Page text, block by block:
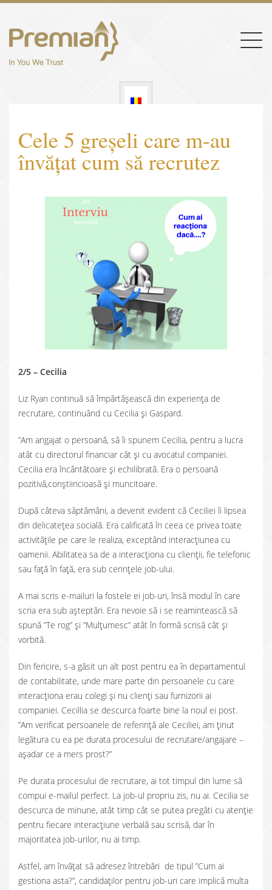
Cele 5 greșeli care m-au
învățat cum să recrutez
2/5 – Cecilia
Liz Ryan continuă să împărtășească din experiența de
recrutare, continuând cu Cecilia și Gaspard.
”Am angajat o persoană, să îi spunem Cecilia, pentru a lucra
atât cu directorul financiar cât și cu avocatul companiei.
Cecilia era încântătoare și echilibrată. Era o persoană
pozitivă,conștiincioasă și muncitoare.
După câteva săptămâni, a devenit evident că Ceciliei îi lipsea
din delicatețea socială. Era calificată în ceea ce privea toate
activitățile pe care le realiza, exceptând interacțiunea cu
oamenii. Abilitatea sa de a interacționa cu clienții, fie telefonic
sau față în față, era sub cerințele job-ului.
A mai scris e-mailuri la fostele ei job-uri, însă modul în care
scria era sub așteptări. Era nevoie să i se reamintească să
spună ”Te rog” și ”Mulțumesc” atât în formă scrisă cât și
vorbită.
Din fericire, s-a găsit un alt post pentru ea în departamentul
de contabilitate, unde mare parte din persoanele cu care
interacționa erau colegi și nu clienți sau furnizorii ai
companiei. Cecillia se descurca foarte bine la noul ei post.
”Am verificat persoanele de referință ale Ceciliei, am ținut
legătura cu ea pe durata procesului de recrutare/angajare –
așadar ce a mers prost?”
Pe durata procesului de recrutare, ai tot timpul din lume să
compui e-mailul perfect. La job-ul propriu zis, nu ai. Cecilia se
descurca de minune, atât timp cât se putea pregăti cu atenție
pentru fiecare interacțiune verbală sau scrisă, dar în
majoritatea job-urilor, nu ai timp.
Astfel, am învățat să adresez întrebări de tipul ”Cum ai
gestiona asta?”, candidaților pentru job-uri care implică multa